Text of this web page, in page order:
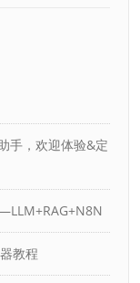
手，欢迎体验&定
教程